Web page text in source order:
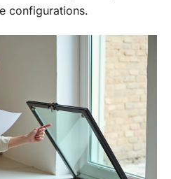
configurations.